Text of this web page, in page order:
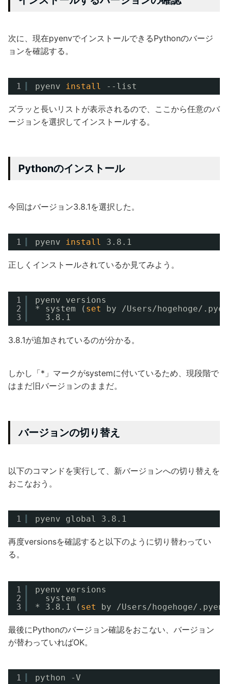
次に、現在pyenvでインストールできるPythonのバージ
ョンを確認する。
1 pyenv install --list
ズラッと長いリストが表示されるので、ここから任意のバ
ージョンを選択してインストールする。
Pythonのインストール
今回はバージョン3.8.1を選択した。
1 pyenv install 3.8.1
正しくインストールされているか見てみよう。
1
2
3
pyenv versions
* system ( set by /Users/hogehoge/
3.8.1
3.8.1が追加されているのが分かる。
しかし「*」マークがsystemに付いているため、現段階で
はまだ旧バージョンのままだ。
バージョンの切り替え
以下のコマンドを実行して、新バージョンへの切り替えを
おこなおう。
1 pyenv global 3.8.1
再度versionsを確認すると以下のように切り替わってい
る。
1
2
3
pyenv versions
system
* 3.8.1 ( set by /Users/hogehoge/ .pyenv
最後にPythonのバージョン確認をおこない、バージョン
が替わっていればOK。
1 python -V